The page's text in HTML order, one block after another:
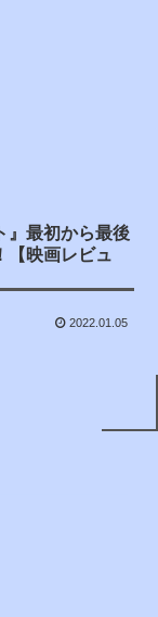
』最初から最後
【映画レビュ
2022.01.05